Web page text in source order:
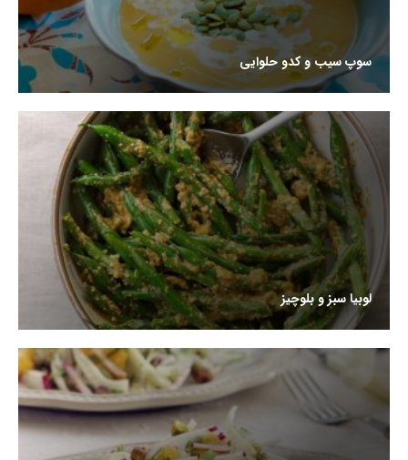
سوپ سیب و کدو حلوایی
لوبیا سبز و بلوچیز